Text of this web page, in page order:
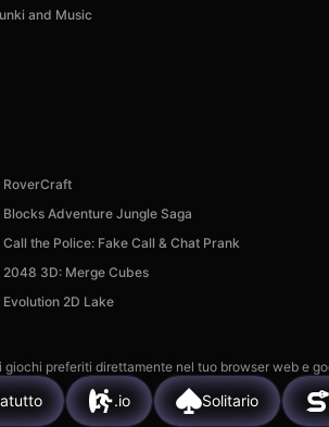
and Music
RoverCraft
Blocks Adventure Jungle Saga
Call the Police: Fake Call & Chat Prank
2048 3D: Merge Cubes
Evolution 2D Lake
preferiti direttamente nel tuo browser web e
.io Solitario